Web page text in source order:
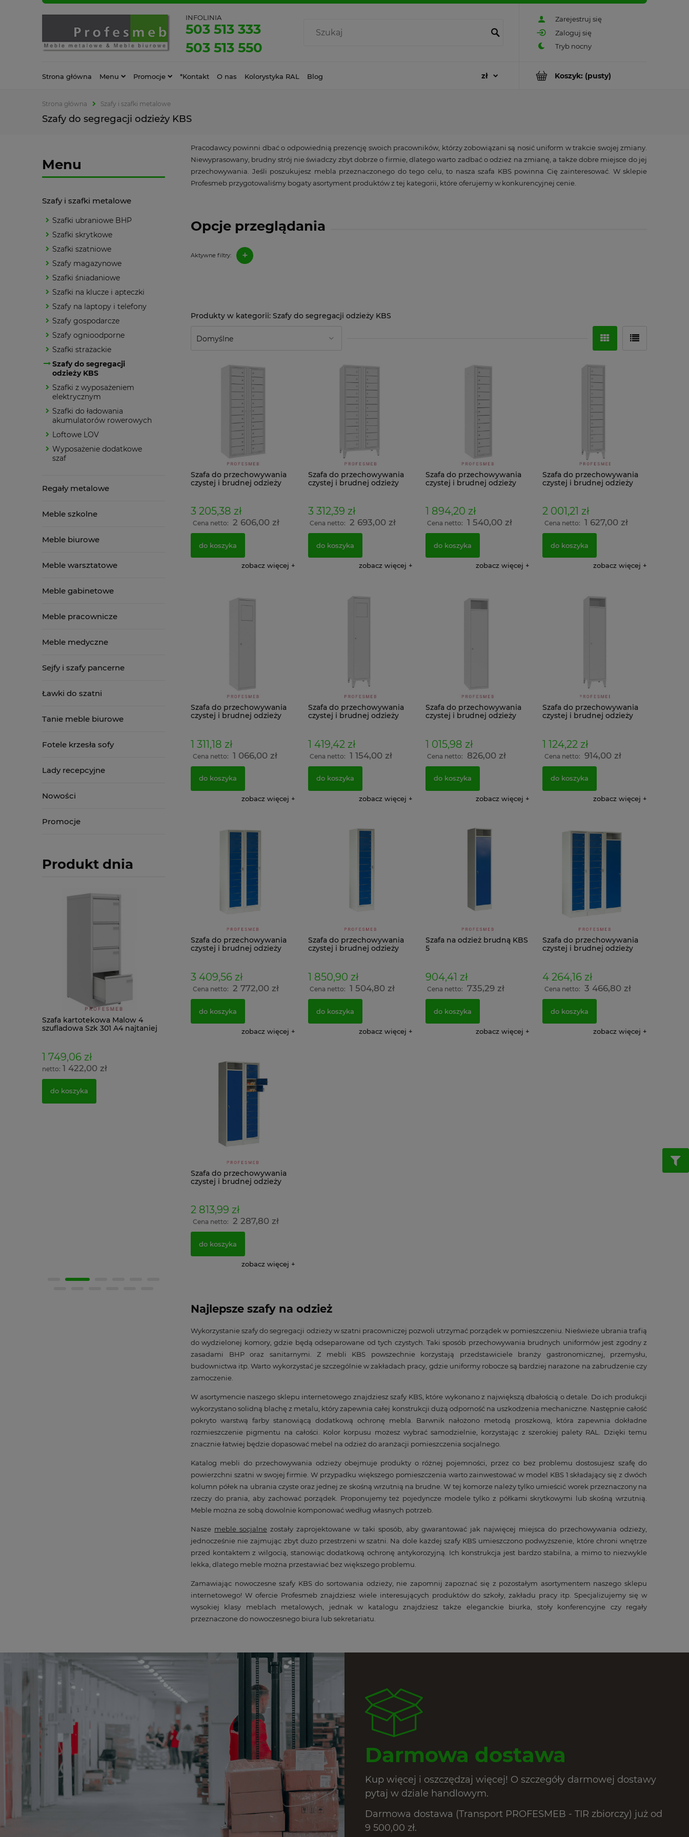
Zarejestruj się
Zaloguj się
INFOLINIA
503 513 333
503 513 550
Koszyk: (pusty)
Strona główna Menu Promocje *Kontakt O nas Kolorystyka RAL Blog
Strona główna Szafy i szafki metalowe
Szafy do segregacji odzieży KBS
Menu
Szafy i szafki metalowe
Szafki ubraniowe BHP
Szafki skrytkowe
Szafki szatniowe
Szafy magazynowe
Szafki śniadaniowe
Szafki na klucze i apteczki
Szafy na laptopy i telefony
Szafy gospodarcze
Szafy ognioodporne
Szafki strażackie
Szafy do segregacji
odzieży KBS
Szafki z wyposażeniem
elektrycznym
Szafki do ładowania
akumulatorów rowerowych
Loftowe LOV
Wyposażenie dodatkowe
szaf
Regały metalowe
Meble szkolne
Meble biurowe
Meble warsztatowe
Meble gabinetowe
Meble pracownicze
Meble medyczne
Sejfy i szafy pancerne
Ławki do szatni
Tanie meble biurowe
Fotele krzesła sofy
Lady recepcyjne
Nowości
Promocje
Produkt dnia
Szafa kartotekowa Malow 4
szufladowa Szk 301 A4 najtaniej
1 749,06 zł
1 422,00 zł
do koszyka
antywłamaniowy VALBERG EL
zamek elektroniczny
1 590,00 zł
PROMOCJA ubraniowa
pracownicza do szatni
warsztatowa 199x120x43cm
Grafitowo Czerwona
warsztatowa 199x100x43cm
Opcje przeglądania
Aktywne filtry: +
Pracodawcy powinni dbać o odpowiednią prezencję swoich pracowników, którzy zobowiązani są nosić uniform w trakcie swojej zmiany.
Niewyprasowany, brudny strój nie świadczy zbyt dobrze o firmie, dlatego warto zadbać o odzież na zmianę, a także dobre miejsce do jej
przechowywania. Jeśli poszukujesz mebla przeznaczonego do tego celu, to nasza szafa KBS powinna Cię zainteresować. W sklepie
Profesmeb przygotowaliśmy bogaty asortyment produktów z tej kategorii, które oferujemy w konkurencyjnej cenie.
Szafy do segregacji odzieży KBS
Szafa do przechowywania
czystej i brudnej odzieży
3 205,38 zł
Cena netto: 2 606,00 zł
do koszyka
zobacz więcej
Szafa do przechowywania
czystej i brudnej odzieży
3 312,39 zł
Cena netto: 2 693,00 zł
do koszyka
zobacz więcej
Szafa do przechowywania
czystej i brudnej odzieży
1 894,20 zł
Cena netto: 1 540,00 zł
do koszyka
zobacz więcej
Szafa do przechowywania
czystej i brudnej odzieży
2 001,21 zł
Cena netto: 1 627,00 zł
do koszyka
zobacz więcej
Szafa do przechowywania
czystej i brudnej odzieży
1 311,18 zł
Cena netto: 1 066,00 zł
do koszyka
zobacz więcej
Szafa do przechowywania
czystej i brudnej odzieży
1 419,42 zł
Cena netto: 1 154,00 zł
do koszyka
zobacz więcej
Szafa do przechowywania
czystej i brudnej odzieży
1 015,98 zł
Cena netto: 826,00 zł
do koszyka
zobacz więcej
Szafa do przechowywania
czystej i brudnej odzieży
1 124,22 zł
Cena netto: 914,00 zł
do koszyka
zobacz więcej
Szafa do przechowywania
czystej i brudnej odzieży
3 409,56 zł
Cena netto: 2 772,00 zł
do koszyka
zobacz więcej
Szafa do przechowywania
czystej i brudnej odzieży
1 850,90 zł
Cena netto: 1 504,80 zł
do koszyka
zobacz więcej
Szafa na odzież brudną KBS
5
904,41 zł
Cena netto: 735,29 zł
do koszyka
zobacz więcej
Szafa do przechowywania
czystej i brudnej odzieży
4 264,16 zł
Cena netto: 3 466,80 zł
do koszyka
zobacz więcej
Szafa do przechowywania
czystej i brudnej odzieży
2 813,99 zł
Cena netto: 2 287,80 zł
do koszyka
zobacz więcej
Najlepsze szafy na odzież
Wykorzystanie szafy do segregacji odzieży w szatni pracowniczej pozwoli utrzymać porządek w pomieszczeniu. Nieświeże ubrania trafią
do wydzielonej komory, gdzie będą odseparowane od tych czystych. Taki sposób przechowywania brudnych uniformów jest zgodny z
zasadami BHP oraz sanitarnymi. Z mebli KBS powszechnie korzystają przedstawiciele branży gastronomicznej, przemysłu,
budownictwa itp. Warto wykorzystać je szczególnie w zakładach pracy, gdzie uniformy robocze są bardziej narażone na zabrudzenie czy
zamoczenie.
W asortymencie naszego sklepu internetowego znajdziesz szafy KBS, które wykonano z największą dbałością o detale. Do ich produkcji
wykorzystano solidną blachę z metalu, który zapewnia całej konstrukcji dużą odporność na uszkodzenia mechaniczne. Następnie całość
pokryto warstwą farby stanowiącą dodatkową ochronę mebla. Barwnik nałożono metodą proszkową, która zapewnia dokładne
rozmieszczenie pigmentu na całości. Kolor korpusu możesz wybrać samodzielnie, korzystając z szerokiej palety RAL. Dzięki temu
znacznie łatwiej będzie dopasować mebel na odzież do aranżacji pomieszczenia socjalnego.
Katalog mebli do przechowywania odzieży obejmuje produkty o różnej pojemności, przez co bez problemu dostosujesz szafę do
powierzchni szatni w swojej firmie. W przypadku większego pomieszczenia warto zainwestować w model KBS 1 składający się z dwóch
kolumn półek na ubrania czyste oraz jednej ze skośną wrzutnią na brudne. W tej komorze należy tylko umieścić worek przeznaczony na
rzeczy do prania, aby zachować porządek. Proponujemy też pojedyncze modele tylko z półkami skrytkowymi lub skośną wrzutnią.
Meble można ze sobą dowolnie komponować według własnych potrzeb.
Nasze meble socjalnezostały zaprojektowane w taki sposób, aby gwarantować jak najwięcej miejsca do przechowywania odzieży,
jednocześnie nie zajmując zbyt dużo przestrzeni w szatni. Na dole każdej szafy KBS umieszczono podwyższenie, które chroni wnętrze
przed kontaktem z wilgocią, stanowiąc dodatkową ochronę antykorozyjną. Ich konstrukcja jest bardzo stabilna, a mimo to niezwykle
lekka, dlatego meble można przestawiać bez większego problemu.
Zamawiając nowoczesne szafy KBS do sortowania odzieży, nie zapomnij zapoznać się z pozostałym asortymentem naszego sklepu
internetowego! W ofercie Profesmeb znajdziesz wiele interesujących produktów do szkoły, zakładu pracy itp. Specjalizujemy się w
wysokiej klasy meblach metalowych, jednak w katalogu znajdziesz także eleganckie biurka, stoły konferencyjne czy regały
przeznaczone do nowoczesnego biura lub sekretariatu.
Darmowa dostawa
Kup więcej i oszczędzaj więcej! O szczegóły darmowej dostawy
pytaj w dziale handlowym.
Darmowa dostawa (Transport PROFESMEB - TIR zbiorczy) już od
9 500,00 zł.